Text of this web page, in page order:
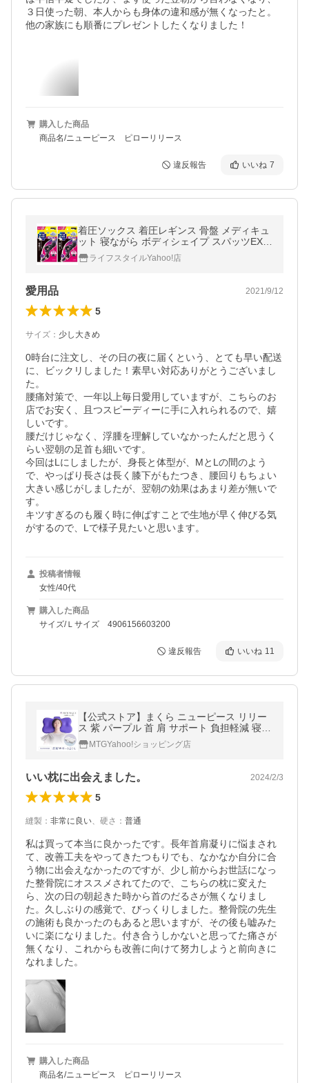
３日使った朝、本人からも身体の違和感が無くなったと。
他の家族にも順番にプレゼントしたくなりました！
購入した商品
商品名/ニューピース ピローリリース
違反報告 いいね 7
着圧ソックス 着圧レギンス 骨盤 メディキュ
ット 寝ながら ボディシェイプ スパッツEX
骨盤サポート 高圧力タイプ 全2種 LS限定 オ
リジナルスリムパック仕様
ライフスタイルYahoo!店
愛用品 2021/9/12
5
サイズ ： 少し大きめ
0時台に注文し、その日の夜に届くという、とても早い配送
に、ビックリしました！素早い対応ありがとうございまし
た。
腰痛対策で、一年以上毎日愛用していますが、こちらのお
店でお安く、且つスピーディーに手に入れられるので、嬉
しいです。
腰だけじゃなく、浮腫を理解していなかったんだと思うく
らい翌朝の足首も細いです。
今回はLにしましたが、身長と体型が、MとLの間のよう
で、やっぱり長さは長く膝下がもたつき、腰回りもちょい
大きい感じがしましたが、翌朝の効果はあまり差が無いで
す。
キツすぎるのも履く時に伸ばすことで生地が早く伸びる気
がするので、Lで様子見たいと思います。
投稿者情報
女性/40代
購入した商品
サイズ/Ｌサイズ 4906156603200
違反報告 いいね 11
【公式ストア】まくら ニューピース リリー
ス 紫 パープル 首 肩 サポート 負担軽減 寝心
地 眠り フィット感 寝返り 通気性 快適 横向
き ギフト 枕
MTGYahoo!ショッピング店
いい枕に出会えました。 2024/2/3
5
縫製 ： 非常に良い、 硬さ ： 普通
私は買って本当に良かったです。長年首肩凝りに悩まされ
て、改善工夫をやってきたつもりでも、なかなか自分に合
う物に出会えなかったのですが、少し前からお世話になっ
た整骨院にオススメされてたので、こちらの枕に変えた
ら、次の日の朝起きた時から首のだるさが無くなりまし
た。久しぶりの感覚で、びっくりしました。整骨院の先生
の施術も良かったのもあると思いますが、その後も嘘みた
いに楽になりました。付き合うしかないと思ってた痛さが
無くなり、これからも改善に向けて努力しようと前向きに
なれました。
購入した商品
商品名/ニューピース ピローリリース